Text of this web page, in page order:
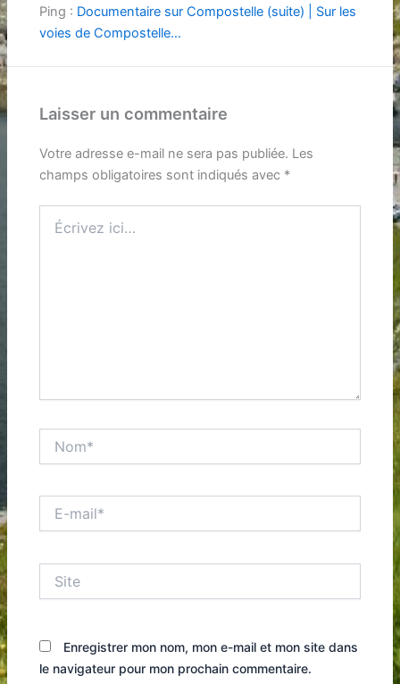
Ping : Documentaire sur Compostelle (suite) | Sur les
voies de Compostelle…
Laisser un commentaire
Votre adresse e-mail ne sera pas publiée. Les
champs obligatoires sont indiqués avec *
ici…
mail*
Enregistrer mon nom, mon e-mail et mon site dans
le navigateur pour mon prochain commentaire.